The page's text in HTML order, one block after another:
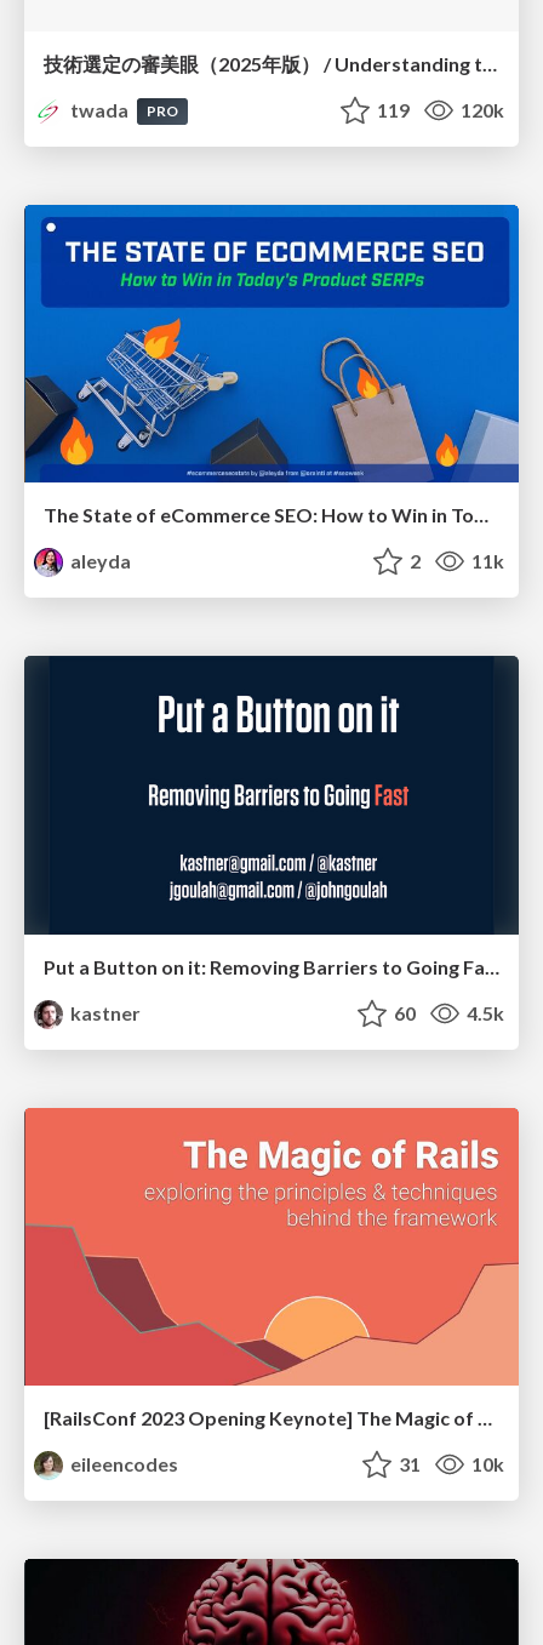
技術選定の審美眼（2025年版） / Understanding the Spiral of Technologies 2025 edition
twada
PRO 119 120k
The State of eCommerce SEO: How to Win in Today's Products SERPs - #SEOweek
aleyda
2 11k
kastner
60 4.5k
[RailsConf 2023 Opening Keynote] The Magic of Rails
eileencodes
31 10k